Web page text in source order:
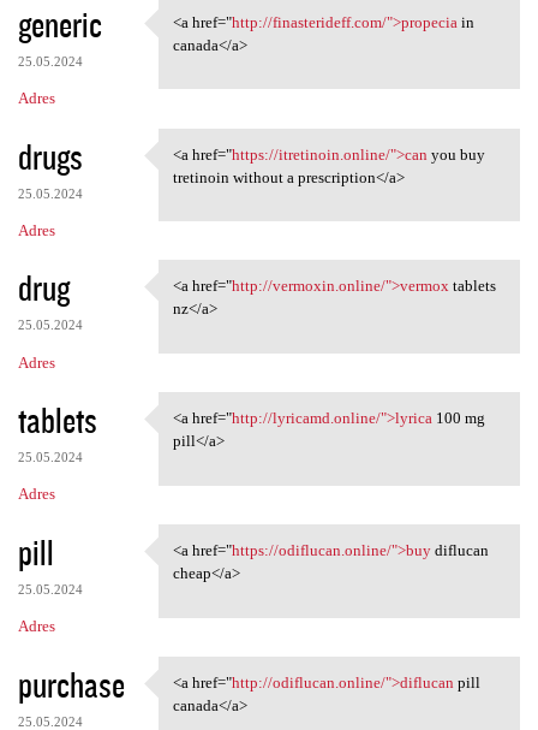
generic
25.05.2024
Adres
<a href="http://finasterideff
<a href="http://finasterideff.com/">propecia in
canada</a>
drugs
25.05.2024
Adres
<a href="https://itretinoin
<a href="https://itretinoin.online/">can you buy
tretinoin without a prescription</a>
drug
25.05.2024
Adres
<a href="http://vermoxin
<a href="http://vermoxin.online/">vermoxtablets
nz</a>
tablets
25.05.2024
Adres
<a href="http://lyricamd
<a href="http://lyricamd.online/">lyrica100 mg
pill</a>
pill
25.05.2024
Adres
<a href="https://odiflucan
<a href="https://odiflucan.online/">buydiflucan
cheap</a>
purchase
25.05.2024
<a href="http://odiflucan
<a href="http://odiflucan.online/">diflucan pill
canada</a>